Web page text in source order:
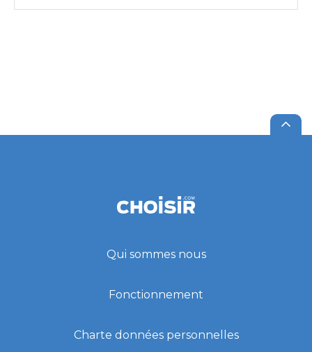
Qui sommes nous
Fonctionnement
Charte données personnelles